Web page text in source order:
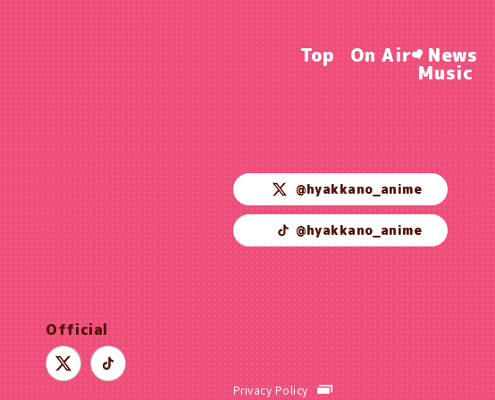
Official
Top On Air News
Music
@hyakkano_anime
@hyakkano_anime
Privacy Policy